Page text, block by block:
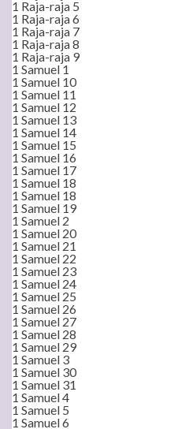
1 Raja-raja 5
1 Raja-raja 6
1 Raja-raja 7
1 Raja-raja 8
1 Raja-raja 9
1 Samuel 1
1 Samuel 10
1 Samuel 11
1 Samuel 12
1 Samuel 13
1 Samuel 14
1 Samuel 15
1 Samuel 16
1 Samuel 17
1 Samuel 18
1 Samuel 18
1 Samuel 19
1 Samuel 2
1 Samuel 20
1 Samuel 21
1 Samuel 22
1 Samuel 23
1 Samuel 24
1 Samuel 25
1 Samuel 26
1 Samuel 27
1 Samuel 28
1 Samuel 29
1 Samuel 3
1 Samuel 30
1 Samuel 31
1 Samuel 4
1 Samuel 5
1 Samuel 6